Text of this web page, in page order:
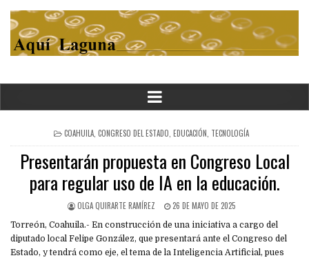
POSTED
IN
COAHUILA, CONGRESO DEL ESTADO EDUCACIÓN TECNOLOGÍA
Presentarán propuesta en Congreso Local
para regular uso de IA en la educación.
OLGA QUIRARTE RAMÍREZ 26 DE MAYO DE 2025
Torreón, Coahuila.- En construcción de una iniciativa a cargo del
diputado local Felipe González, que presentará ante el Congreso del
Estado, y tendrá como eje, el tema de la Inteligencia Artificial, pues